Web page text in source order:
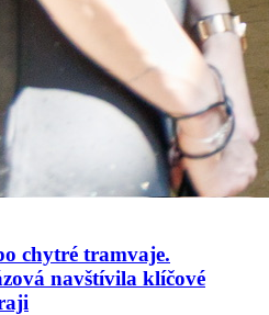
chytré tramvaje.
navštívila klíčové